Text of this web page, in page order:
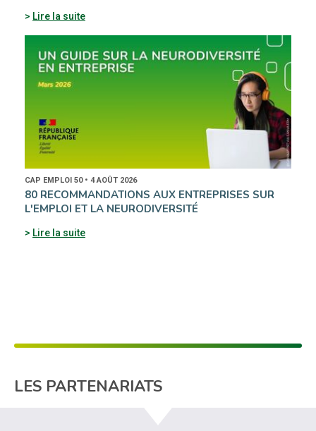
Lire la suite
CAP EMPLOI 50 • 4 AOÛT 2026
80 RECOMMANDATIONS AUX ENTREPRISES SUR
L'EMPLOI ET LA NEURODIVERSITÉ
Lire la suite
LES PARTENARIATS